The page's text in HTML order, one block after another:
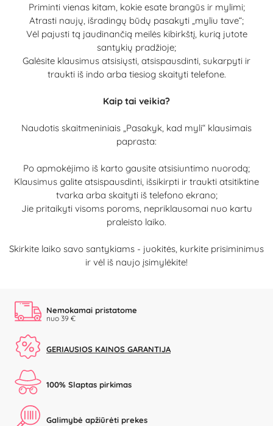
Priminti vienas kitam, kokie esate brangūs ir mylimi;
Atrasti naujų, išradingų būdų pasakyti „myliu tave“;
Vėl pajusti tą jaudinančią meilės kibirkštį, kurią jutote
santykių pradžioje;
Galėsite klausimus atsisiųsti, atsispausdinti, sukarpyti ir
traukti iš indo arba tiesiog skaityti telefone.
Kaip tai veikia?
Naudotis skaitmeniniais „Pasakyk, kad myli“ klausimais
paprasta:
Po apmokėjimo iš karto gausite atsisiuntimo nuorodą;
Klausimus galite atsispausdinti, išsikirpti ir traukti atsitiktine
tvarka arba skaityti iš telefono ekrano;
Jie pritaikyti visoms poroms, nepriklausomai nuo kartu
praleisto laiko.
Skirkite laiko savo santykiams - juokitės, kurkite prisiminimus
ir vėl iš naujo įsimylėkite!
Nemokamai pristatome
nuo 39 €
GERIAUSIOS KAINOS GARANTIJA
100% Slaptas pirkimas
Galimybė apžiūrėti prekes